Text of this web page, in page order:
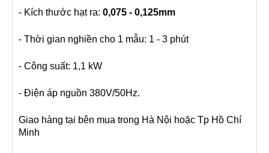
- Kích thước hạt ra: 0,075 - 0,125mm
- Thời gian nghiền cho 1 mẫu: 1 - 3 phút
- Công suất: 1,1 kW
- Điện áp nguồn 380V/50Hz.
Giao hàng tại bên mua trong Hà Nội hoặc Tp Hồ Chí
Minh